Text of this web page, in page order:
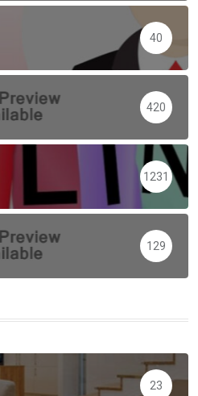
40
420
1231
129
23